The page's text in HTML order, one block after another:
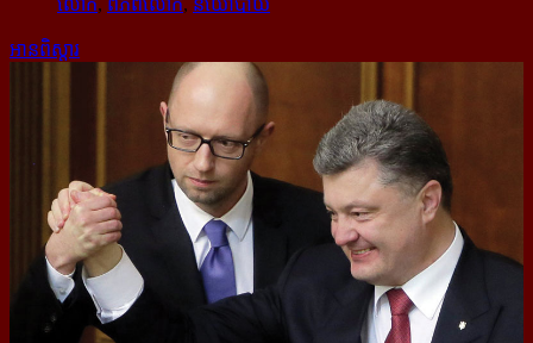
លោក, ពិភពលោក, នយោបាយ
អានពិស្ដារ